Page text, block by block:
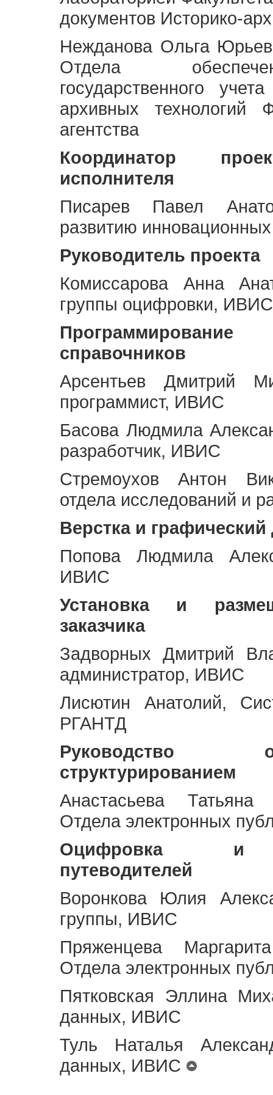
документов Историко-
Нежданова Ольга
Отдела
государственного
архивных технологий
агентства
Координатор
исполнителя
Писарев Павел
развитию
Руководитель проекта
Комиссарова Анна
группы оцифровки, ИВИС
Программирование
справочников
Арсентьев Дмитрий
программист, ИВИС
Басова Людмила
разработчик, ИВИС
Стремоухов Антон
отдела исследований и
Верстка и графический
Попова Людмила
ИВИС
Установка и
заказчика
Задворных Дмитрий
администратор, ИВИС
Лисютин Анатолий,
РГАНТД
Руководство
структурированием
Анастасьева Татьяна
Отдела электронных
Оцифровка и
путеводителей
Воронкова Юлия
группы, ИВИС
Пряженцева
Отдела электронных
Пятковская Эллина
данных, ИВИС
Туль Наталья
данных, ИВИС